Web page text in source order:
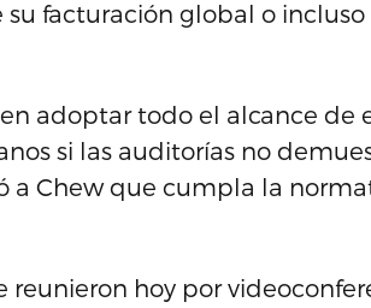
facturación global o
adoptar todo el alcance de
si las auditorías no
a Chew que cumpla la
reunieron hoy por